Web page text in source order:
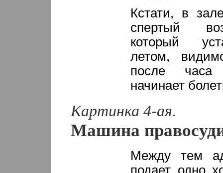
Кстати, в
спертый
который
летом,
после часа
начинает
Картинка 4-ая.
Машина
Между тем
подает одно